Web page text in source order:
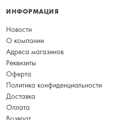
ИНФОРМАЦИЯ
Новости
О компании
Адреса магазинов
Реквизиты
Оферта
Политика конфиденциальности
Доставка
Оплата